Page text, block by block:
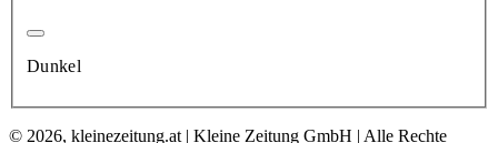
Dunkel
© 2026, kleinezeitung.at | Kleine Zeitung GmbH | Alle Rechte